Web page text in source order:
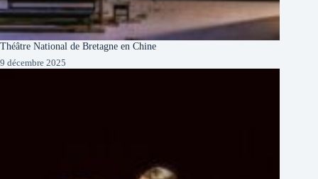
Théâtre National de Bretagne en Chine
9 décembre 2025